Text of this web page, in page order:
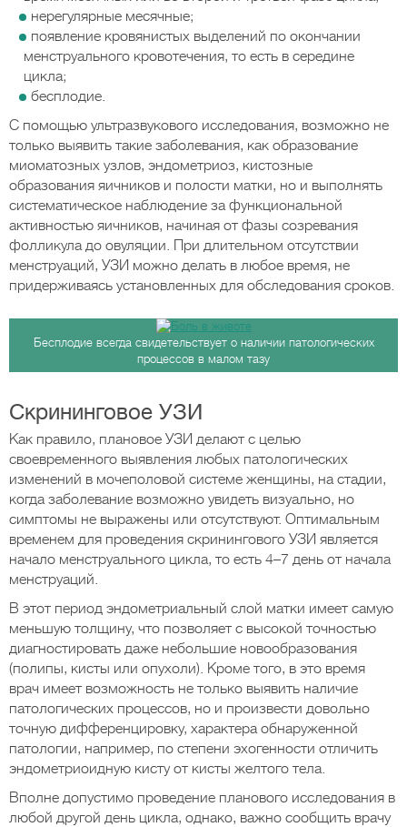
нерегулярные месячные;
появление кровянистых выделений по окончании
менструального кровотечения, то есть в середине
цикла;
бесплодие.
С помощью ультразвукового исследования, возможно не
только выявить такие заболевания, как образование
миоматозных узлов, эндометриоз, кистозные
образования яичников и полости матки, но и выполнять
систематическое наблюдение за функциональной
активностью яичников, начиная от фазы созревания
фолликула до овуляции. При длительном отсутствии
менструаций, УЗИ можно делать в любое время, не
придерживаясь установленных для обследования сроков.
Бесплодие всегда свидетельствует о наличии патологических
процессов в малом тазу
Скрининговое УЗИ
Как правило, плановое УЗИ делают с целью
своевременного выявления любых патологических
изменений в мочеполовой системе женщины, на стадии,
когда заболевание возможно увидеть визуально, но
симптомы не выражены или отсутствуют. Оптимальным
временем для проведения скринингового УЗИ является
начало менструального цикла, то есть 4–7 день от начала
менструаций.
В этот период эндометриальный слой матки имеет самую
меньшую толщину, что позволяет с высокой точностью
диагностировать даже небольшие новообразования
(полипы, кисты или опухоли). Кроме того, в это время
врач имеет возможность не только выявить наличие
патологических процессов, но и произвести довольно
точную дифференцировку, характера обнаруженной
патологии, например, по степени эхогенности отличить
эндометриоидную кисту от кисты желтого тела.
Вполне допустимо проведение планового исследования в
любой другой день цикла, однако, важно сообщить врачу